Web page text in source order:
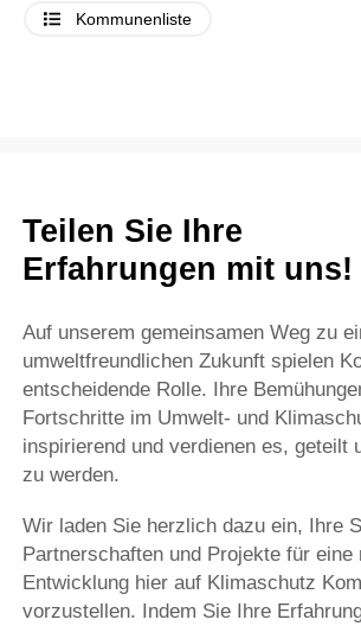
Kommunenliste
Teilen Sie Ihre
Erfahrungen mit uns!
Auf unserem gemeinsamen Weg zu
umweltfreundlichen Zukunft spielen
entscheidende Rolle. Ihre
Fortschritte im Umwelt- und
inspirierend und verdienen es, geteilt
zu werden.
Wir laden Sie herzlich dazu ein, Ihre
Partnerschaften und Projekte für eine
Entwicklung hier auf Klimaschutz
vorzustellen. Indem Sie Ihre